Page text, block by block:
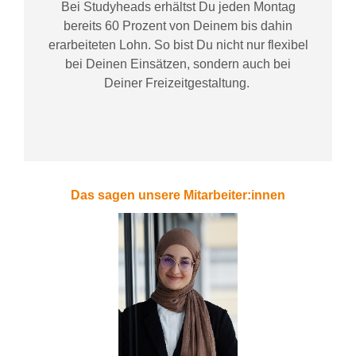
Bei Studyheadserhältst Du jeden Montag
bereits 60 Prozent von Deinem bis dahin
erarbeiteten Lohn. So bist Du nicht nur flexibel
bei Deinen Einsätzen, sondern auch bei
DeinerFreizeitgestaltung.
Das sagen unsere Mitarbeiter:innen